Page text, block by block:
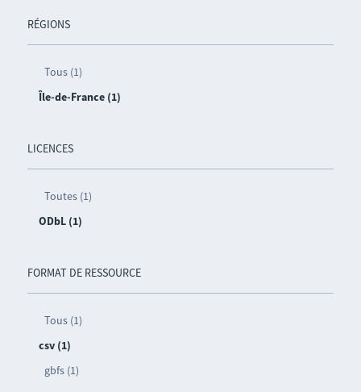
RÉGIONS
Tous (1)
Île-de-France (1)
LICENCES
Toutes (1)
ODbL (1)
FORMAT DE RESSOURCE
Tous (1)
csv (1)
gbfs (1)